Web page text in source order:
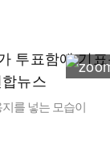
를 넣는 모습이